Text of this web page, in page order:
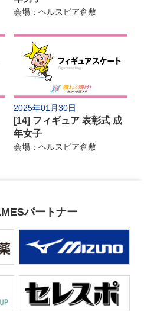
会場：ヘルスピア倉敷
2025年01月30日
[14] フィギュア 表彰式 成
年女子
会場：ヘルスピア倉敷
パートナー